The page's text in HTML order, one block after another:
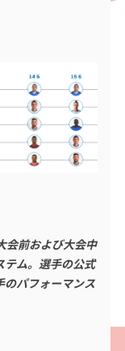
会前および大会中
テム。選手の公式
のパフォーマンス